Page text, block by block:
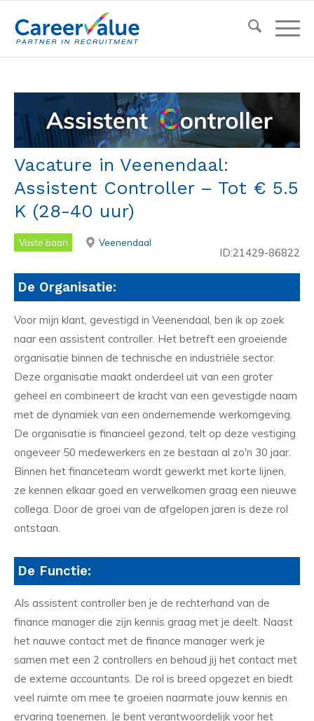
Vacature in Veenendaal:
Assistent Controller – Tot € 5.5
K (28-40 uur)
Vaste baan Veenendaal
ID:21429-86822
De Organisatie:
Voor mijn klant, gevestigd in Veenendaal, ben ik op zoek
naar een assistent controller. Het betreft een groeiende
organisatie binnen de technische en industriële sector.
Deze organisatie maakt onderdeel uit van een groter
geheel en combineert de kracht van een gevestigde naam
met de dynamiek van een ondernemende werkomgeving.
De organisatie is financieel gezond, telt op deze vestiging
ongeveer 50 medewerkers en ze bestaan al zo'n 30 jaar.
Binnen het financeteam wordt gewerkt met korte lijnen,
ze kennen elkaar goed en verwelkomen graag een nieuwe
collega. Door de groei van de afgelopen jaren is deze rol
ontstaan.
De Functie:
Als assistent controller ben je de rechterhand van de
finance manager die zijn kennis graag met je deelt. Naast
het nauwe contact met de finance manager werk je
samen met een 2 controllers en behoud jij het contact met
de externe accountants. De rol is breed opgezet en biedt
veel ruimte om mee te groeien naarmate jouw kennis en
ervaring toenemen. Je bent verantwoordelijk voor het